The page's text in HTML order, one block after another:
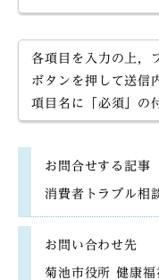
各項目を入力の上，
ボタンを押して送信
項目名に「必須」の
お問合せする記事
消費者トラブル相
お問い合わせ先
菊池市役所 健康